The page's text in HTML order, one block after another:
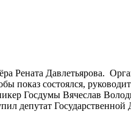
Рената Давлетьярова.
состоялся,
Госдумы Вячеслав
депутат Государственной